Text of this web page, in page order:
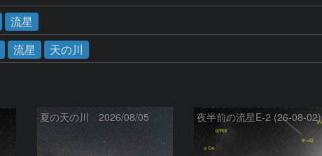
流星
流星 天の川
夏の天の川 2026/08/05 夜半前の流星E-2 (26-08-02)